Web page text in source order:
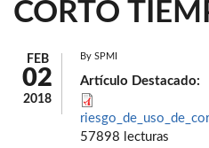
CORTO
FEB
02
2018
By SPMI
Artículo Destacado:
57898 lecturas